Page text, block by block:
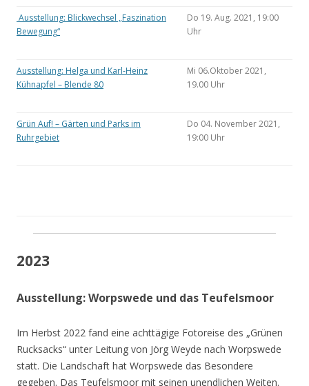
Ausstellung: Blickwechsel „Faszination
Bewegung“
Do 19. Aug. 2021, 19:00
Uhr
Ausstellung: Helga und Karl-Heinz
Kühnapfel – Blende 80
Mi 06.Oktober 2021,
19.00 Uhr
Grün Auf! – Gärten und Parks im
Ruhrgebiet
Do 04. November 2021,
19:00 Uhr
2023
Ausstellung: Worpswede und das Teufelsmoor
Im Herbst 2022 fand eine achttägige Fotoreise des „Grünen
Rucksacks“ unter Leitung von Jörg Weyde nach Worpswede
statt. Die Landschaft hat Worpswede das Besondere
gegeben. Das Teufelsmoor mit seinen unendlichen Weiten.